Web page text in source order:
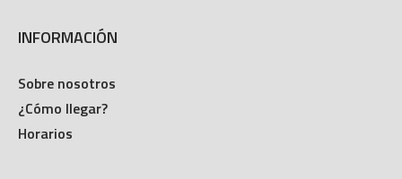
INFORMACIÓN
Sobre nosotros
¿Cómo llegar?
Horarios